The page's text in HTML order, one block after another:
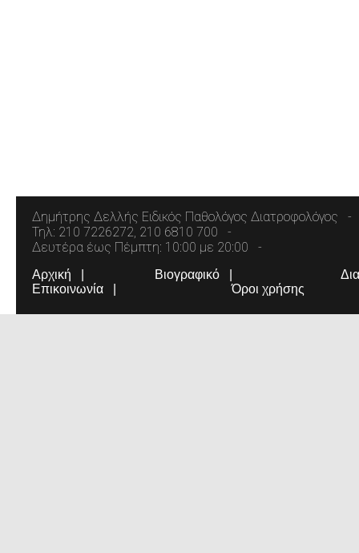
Δημήτρης Δελλής Ειδικός Παθολόγος Διατροφολόγος
Τηλ: 210 7226272, 210 6810 700
Δευτέρα έως Πέμπτη: 10:00 με 20:00
Αρχική Βιογραφικό
Επικοινωνία
Όροι χρήσης